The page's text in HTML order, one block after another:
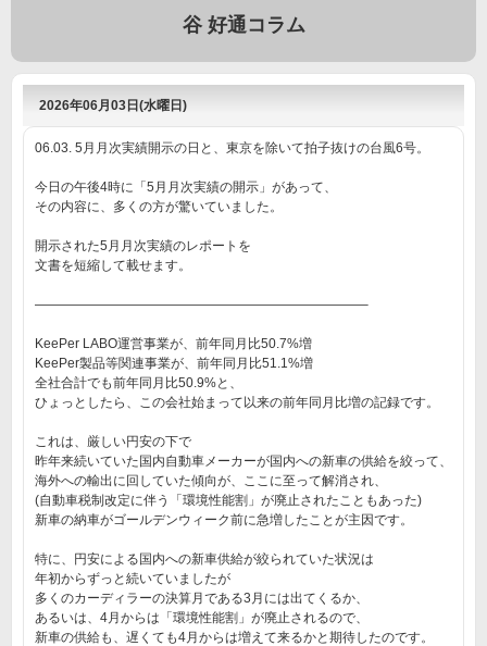
谷 好通コラム
2026年06月03日(水曜日)
06.03. 5月月次実績開示の日と、東京を除いて拍子抜けの台風6号。
今日の午後4時に「5月月次実績の開示」があって、
その内容に、多くの方が驚いていました。
開示された5月月次実績のレポートを
文書を短縮して載せます。
—————————————————————————–
KeePer LABO運営事業が、前年同月比50.7%増
KeePer製品等関連事業が、前年同月比51.1%増
全社合計でも前年同月比50.9%と、
ひょっとしたら、この会社始まって以来の前年同月比増の記録です。
これは、厳しい円安の下で
昨年来続いていた国内自動車メーカーが国内への新車の供給を絞って、
海外への輸出に回していた傾向が、ここに至って解消され、
(自動車税制改定に伴う「環境性能割」が廃止されたこともあった)
新車の納車がゴールデンウィーク前に急増したことが主因です。
特に、円安による国内への新車供給が絞られていた状況は
年初からずっと続いていましたが
多くのカーディラーの決算月である3月には出てくるか、
あるいは、4月からは「環境性能割」が廃止されるので、
新車の供給も、遅くても4月からは増えて来るかと期待したのです。